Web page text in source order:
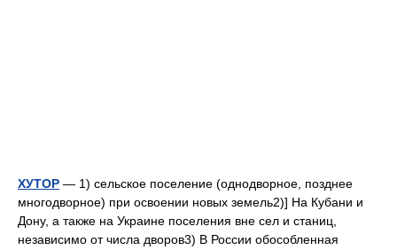
ХУТОР — 1) сельское поселение (однодворное, позднее
многодворное) при освоении новых земель2)] На Кубани и
Дону, а также на Украине поселения вне сел и станиц,
независимо от числа дворов3) В России обособленная